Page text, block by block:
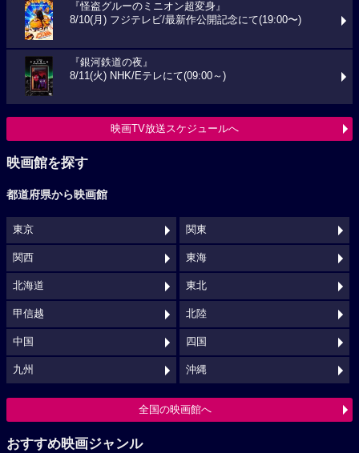
『怪盗グルーのミニオン超変身』
8/10(月) フジテレビ/最新作公開記念にて(19:00〜)
『銀河鉄道の夜』
8/11(火) NHK/Eテレにて(09:00～)
映画TV放送スケジュールへ
映画館を探す
都道府県から映画館
東京 関東
関西 東海
北海道 東北
甲信越 北陸
中国 四国
九州 沖縄
全国の映画館へ
おすすめ映画ジャンル